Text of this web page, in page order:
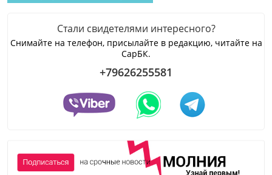
Стали свидетелями интересного?
Снимайте на телефон, присылайте в редакцию, читайте на
СарБК.
+79626255581